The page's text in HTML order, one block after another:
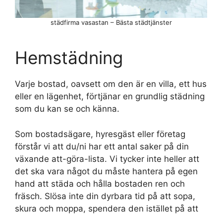
städfirma vasastan – Bästa städtjänster
Hemstädning
Varje bostad, oavsett om den är en villa, ett hus
eller en lägenhet, förtjänar en grundlig städning
som du kan se och känna.
Som bostadsägare, hyresgäst eller företag
förstår vi att du/ni har ett antal saker på din
växande att-göra-lista. Vi tycker inte heller att
det ska vara något du måste hantera på egen
hand att städa och hålla bostaden ren och
fräsch. Slösa inte din dyrbara tid på att sopa,
skura och moppa, spendera den istället på att